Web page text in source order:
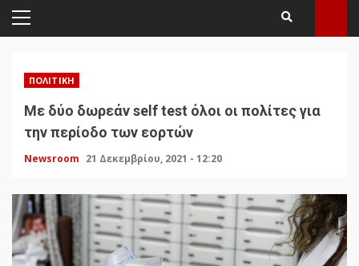
PRIMARY
MENU
ΠΟΛΙΤΙΚΉ
Με δύο δωρεάν self test όλοι οι πολίτες για
την περίοδο των εορτών
Newsroom 21 Δεκεμβρίου, 2021 - 12:20